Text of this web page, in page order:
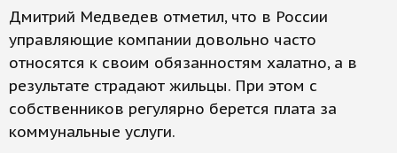
Дмитрий Медведев отметил, что в России
управляющие компании довольно часто
относятся к своим обязанностям халатно, а в
результате страдают жильцы. При этом с
собственников регулярно берется плата за
коммунальные услуги.